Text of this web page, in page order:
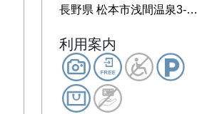
長野県 松本市浅間温泉3-11-4
利用案内